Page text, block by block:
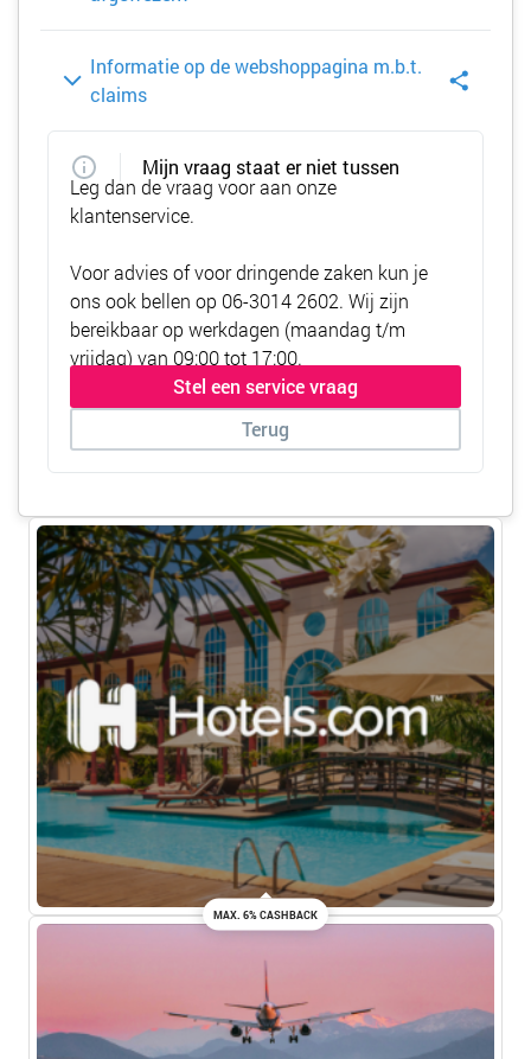
Informatie op de webshoppagina m.b.t.
claims
Mijn vraag staat er niet tussen
Leg dan de vraag voor aan onze
klantenservice.
Voor advies of voor dringende zaken kun je
ons ook bellen op 06-3014 2602. Wij zijn
bereikbaar op werkdagen (maandag t/m
vrijdag) van 09:00 tot 17:00.
Stel een service vraag
Terug
MAX. 6% CASHBACK